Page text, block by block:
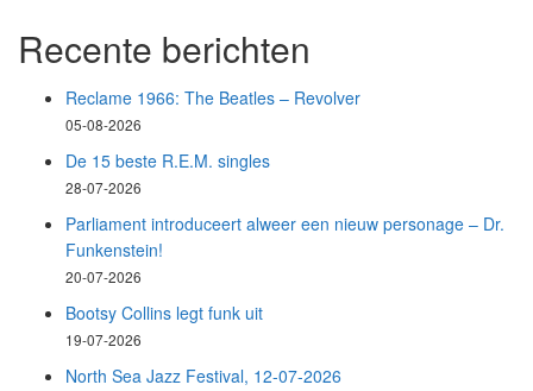
Recente berichten
Reclame 1966: The Beatles – Revolver
05-08-2026
De 15 beste R.E.M. singles
28-07-2026
Parliament introduceert alweer een nieuw personage – Dr.
Funkenstein!
20-07-2026
Bootsy Collins legt funk uit
19-07-2026
North Sea Jazz Festival, 12-07-2026